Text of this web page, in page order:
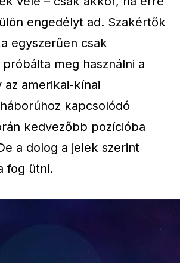
engedélyt ad. Szakértők
egyszerűen csak
meg használni a
az amerikai-kínai
kapcsolódó
kedvezőbb pozícióba
a dolog a jelek szerint
fog ütni.